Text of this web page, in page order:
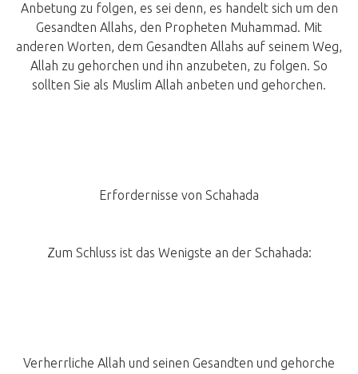
Anbetung zu folgen, es sei denn, es handelt sich um den
Gesandten Allahs, den Propheten Muhammad. Mit
anderen Worten, dem Gesandten Allahs auf seinem Weg,
Allah zu gehorchen und ihn anzubeten, zu folgen. So
sollten Sie als Muslim Allah anbeten und gehorchen.
Erfordernisse von Schahada
Zum Schluss ist das Wenigste an der Schahada:
Verherrliche Allah und seinen Gesandten und gehorche